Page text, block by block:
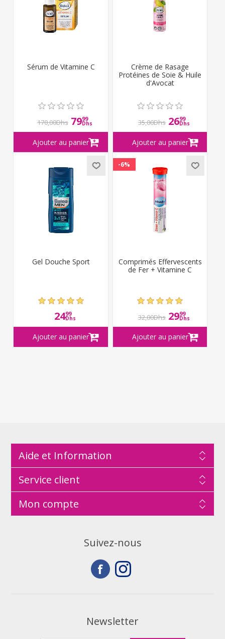
Sérum de Vitamine C
170,00Dhs 7999
Dhs
Crème de Rasage
Protéines de Soie & Huile
d'Avocat
35,00Dhs 2699
Dhs
Gel Douche Sport
2499
Dhs
-6%
Comprimés Effervescents
de Fer + Vitamine C
32,00Dhs 2999
Dhs
Aide et Information
Service client
Mon compte
Suivez-nous
Newsletter